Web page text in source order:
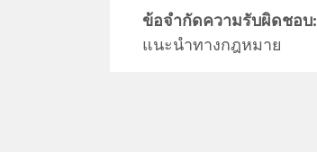
ข้อจำกัดความรับผิดชอบ:
แนะนำทางกฎหมาย